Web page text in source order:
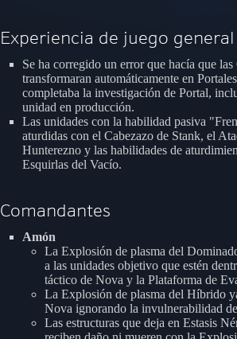
Experiencia de juego general
Se ha corregido un error que hacía que las
transformaran automáticamente en
completaba la investigación de Portal,
unidad en producción.
Las unidades con la habilidad pasiva
aturdidas con el Cabezazo de Stank, el
Hunterezno y las habilidades de
Esquirlas del Vacío.
Comandantes
Amón
La Explosión de plasma del
a las unidades objetivo que estén
táctico de Nova y la Plataforma de
La Explosión de plasma del Híbrido
Nova ignorando la invulnerabilidad
Las estructuras que deja en Estasis